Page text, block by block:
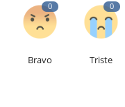
0
Bravo
0
Triste